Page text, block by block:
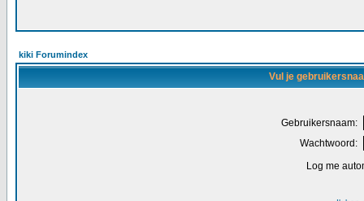
kiki Forumindex
Vul je
Gebruikersnaam:
Wachtwoord:
Log me